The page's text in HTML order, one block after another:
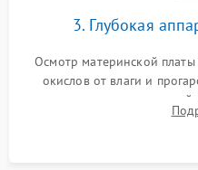
3. Глубокая
Осмотр материнской
окислов от влаги и
дежурных
мультиконтроллера,